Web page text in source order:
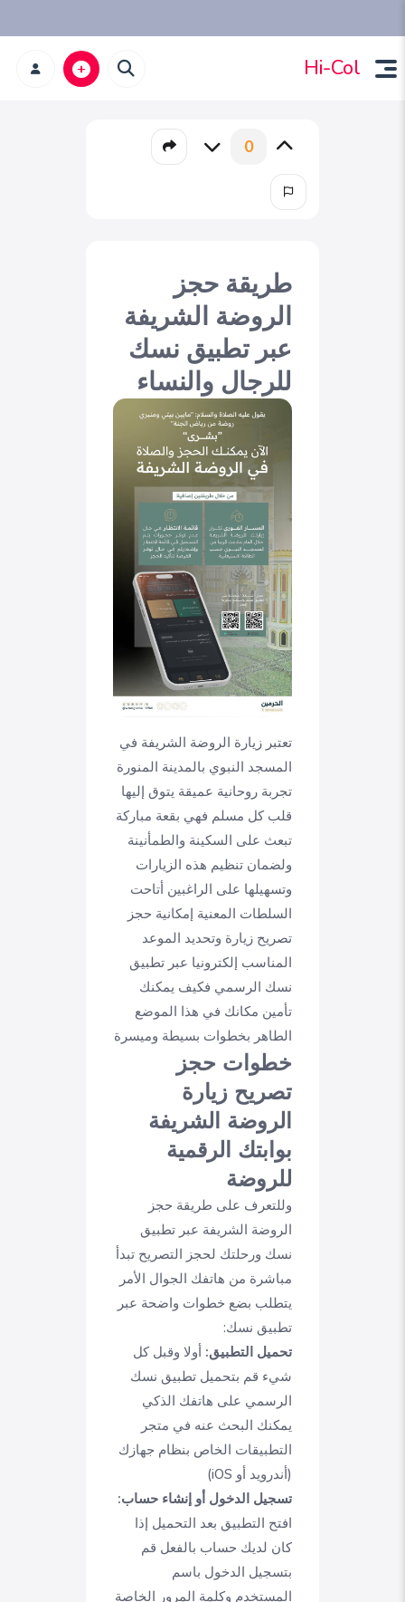
Hi-Col
0
طريقة حجز
الروضة الشريفة
عبر تطبيق نسك
للرجال والنساء
تعتبر زيارة الروضة الشريفة في
المسجد النبوي بالمدينة المنورة
تجربة روحانية عميقة يتوق إليها
قلب كل مسلم فهي بقعة مباركة
تبعث على السكينة والطمأنينة
ولضمان تنظيم هذه الزيارات
وتسهيلها على الراغبين أتاحت
السلطات المعنية إمكانية حجز
تصريح زيارة وتحديد الموعد
المناسب إلكترونيا عبر تطبيق
نسك الرسمي فكيف يمكنك
تأمين مكانك في هذا الموضع
الطاهر بخطوات بسيطة وميسرة
خطوات حجز
تصريح زيارة
الروضة الشريفة
بوابتك الرقمية
للروضة
وللتعرف على طريقة حجز
الروضة الشريفة عبر تطبيق
نسك ورحلتك لحجز التصريح تبدأ
مباشرة من هاتفك الجوال الأمر
يتطلب بضع خطوات واضحة عبر
تطبيق نسك:
تحميل التطبيق: أولا وقبل كل
شيء قم بتحميل تطبيق نسك
الرسمي على هاتفك الذكي
يمكنك البحث عنه في متجر
التطبيقات الخاص بنظام جهازك
(أندرويد أو iOS)
تسجيل الدخول أو إنشاء حساب:
افتح التطبيق بعد التحميل إذا
كان لديك حساب بالفعل قم
بتسجيل الدخول باسم
المستخدم وكلمة المرور الخاصة